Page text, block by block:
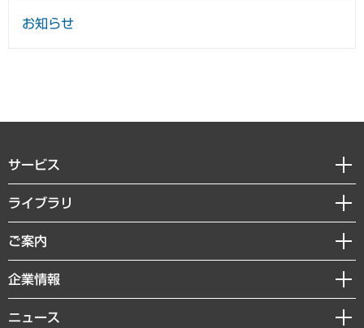
お知らせ
サービス
経営戦略
組織・人事戦略
デジタルイノベーション
共生・ダイバーシティ
ライブラリ
経済調査
レポート
コラム
ご案内
セミナー・イベント情報
MUFGビジネスセミナー
受託案件情報
企業情報
私たちの想い
ニュース